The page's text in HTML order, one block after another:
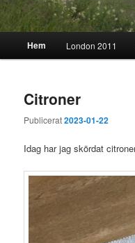
Huvudmeny
Hem London 2011
Citroner
Publicerat2023-01-22
Idag har jag skördat